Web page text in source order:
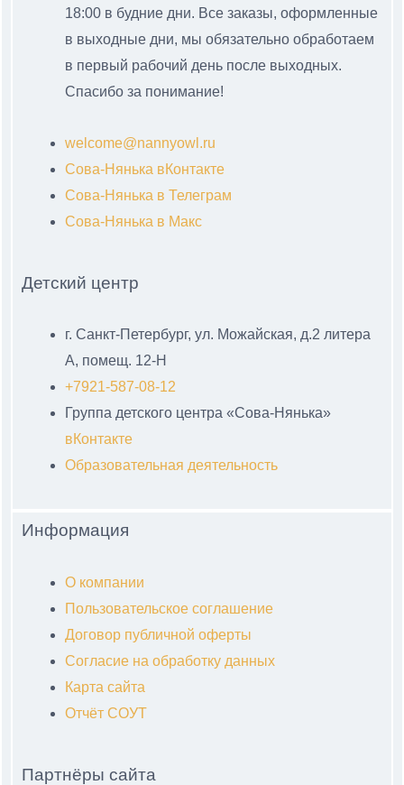
18:00 в будние дни. Все заказы, оформленные
в выходные дни, мы обязательно обработаем
в первый рабочий день после выходных.
Спасибо за понимание!
welcome@nannyowl.ru
Сова-Нянька вКонтакте
Сова-Нянька в Телеграм
Сова-Нянька в Макс
Детский центр
г. Санкт-Петербург, ул. Можайская, д.2 литера
А, помещ. 12-Н
+7921-587-08-12
Группа детского центра «Сова-Нянька»
вКонтакте
Образовательная деятельность
Информация
О компании
Пользовательское соглашение
Договор публичной оферты
Согласие на обработку данных
Карта сайта
Отчёт СОУТ
Партнёры сайта